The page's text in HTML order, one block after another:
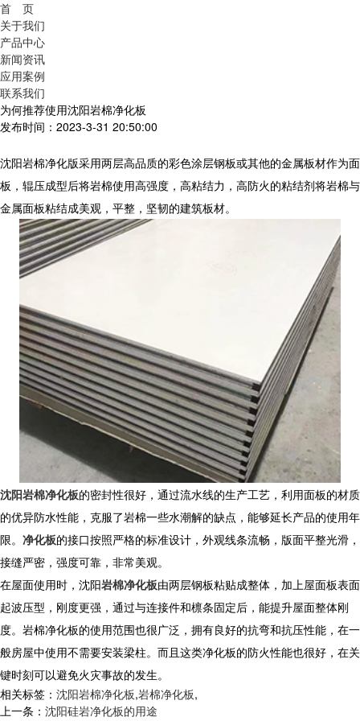
首 页
关于我们
产品中心
新闻资讯
应用案例
联系我们
为何推荐使用沈阳岩棉净化板
发布时间：2023-3-31 20:50:00
沈阳岩棉净化版采用两层高品质的彩色涂层钢板或其他的金属板材作为面
板，辊压成型后将岩棉使用高强度，高粘结力，高防火的粘结剂将岩棉与
金属面板粘结成美观，平整，坚韧的建筑板材。
沈阳岩棉净化板的密封性很好，通过流水线的生产工艺，利用面板的材质
的优异防水性能，克服了岩棉一些水潮解的缺点，能够延长产品的使用年
限。 净化板的接口按照严格的标准设计，外观线条流畅，版面平整光滑，
接缝严密，强度可靠，非常美观。
在屋面使用时，沈阳岩棉净化板由两层钢板粘贴成整体，加上屋面板表面
起波压型，刚度更强，通过与连接件和檩条固定后，能提升屋面整体刚
度。岩棉净化板的使用范围也很广泛，拥有良好的抗弯和抗压性能，在一
般房屋中使用不需要安装梁柱。而且这类净化板的防火性能也很好，在关
键时刻可以避免火灾事故的发生。
相关标签： 沈阳岩棉净化板,岩棉净化板,
上一条： 沈阳硅岩净化板的用途